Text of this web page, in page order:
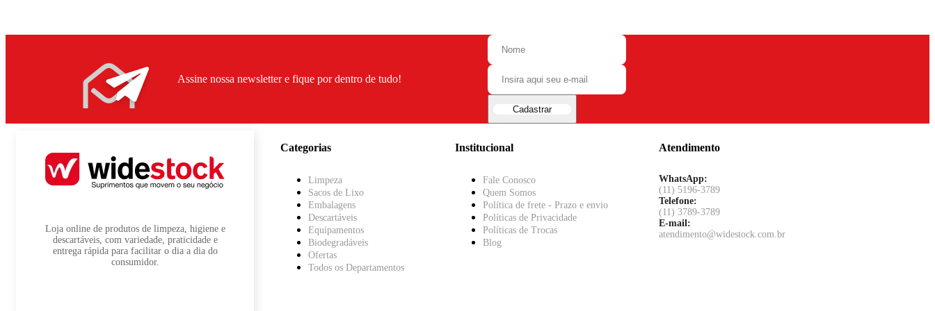
Assine nossa newsletter e fique por dentro de tudo!
Cadastrar
Loja online de produtos de limpeza, higiene e
descartáveis, com variedade, praticidade e
entrega rápida para facilitar o dia a dia do
consumidor.
Categorias
Limpeza
Sacos de Lixo
Embalagens
Descartáveis
Equipamentos
Biodegradáveis
Ofertas
Todos os Departamentos
Institucional
Fale Conosco
Quem Somos
Política de frete - Prazo e envio
Políticas de Privacidade
Políticas de Trocas
Blog
Atendimento
WhatsApp:
(11) 5196-3789
Telefone:
(11) 3789-3789
E-mail:
atendimento@widestock.com.br